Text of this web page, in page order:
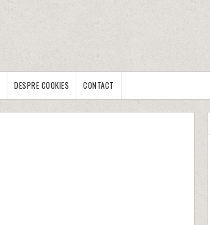
DESPRE COOKIES CONTACT